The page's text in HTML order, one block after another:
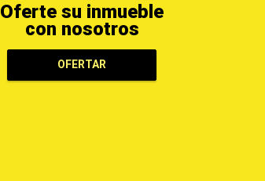
Oferte su inmueble
con nosotros
OFERTAR